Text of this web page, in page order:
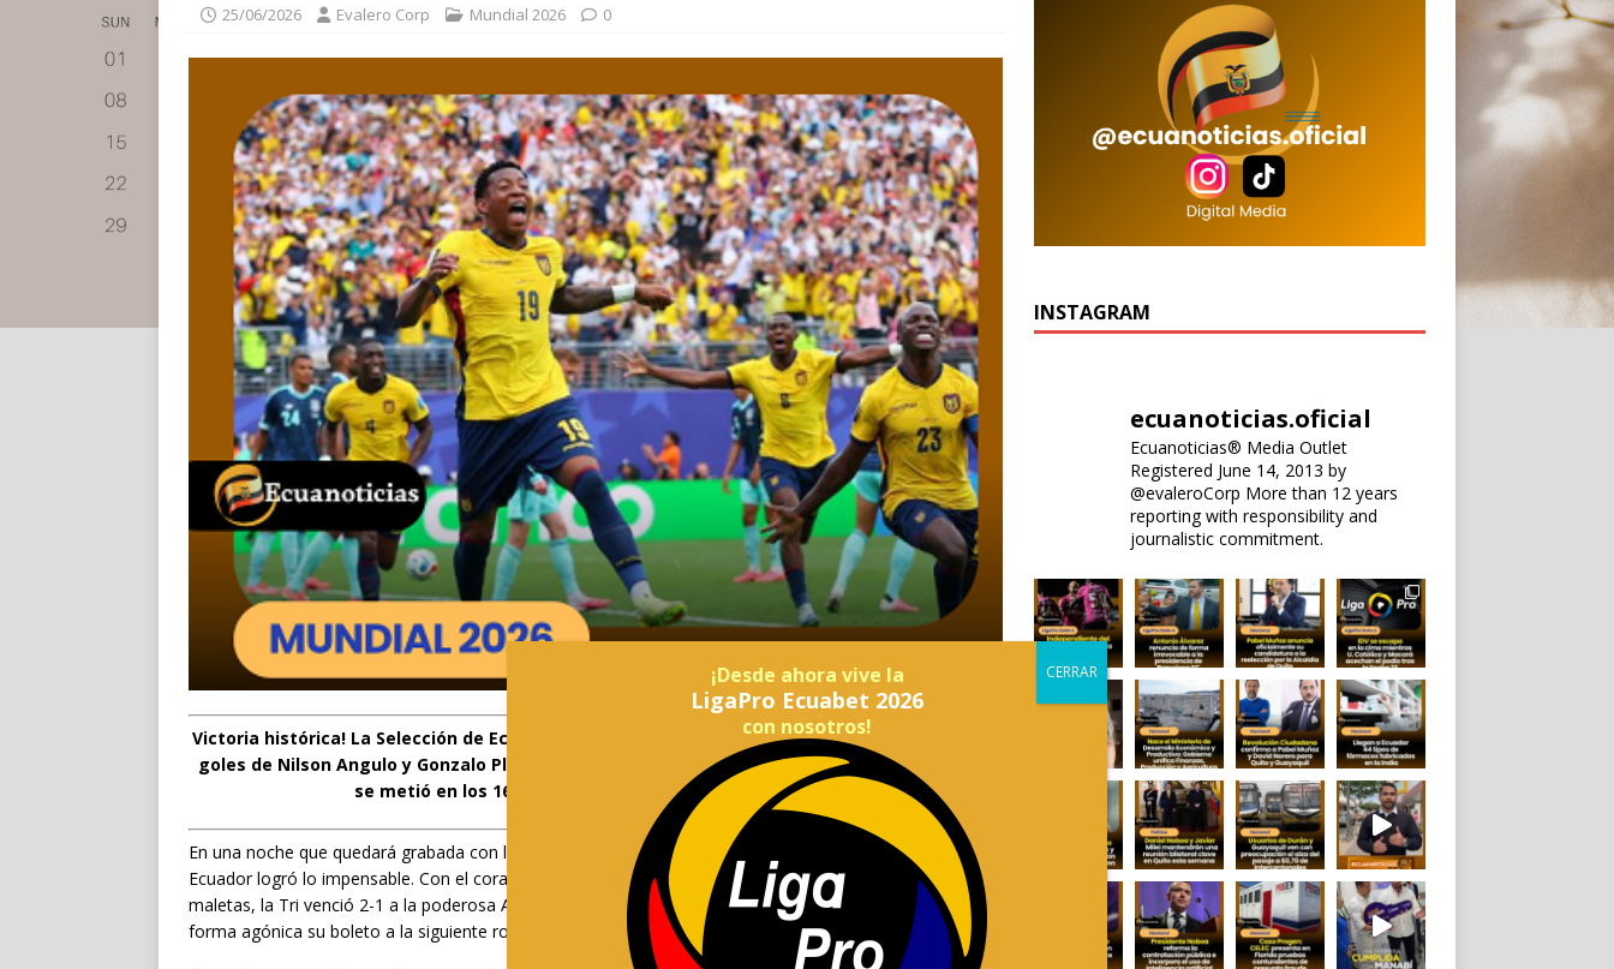
25/06/2026 Evalero Corp Mundial 2026 0
Victoria histórica! La Selección de Ecuador se impuso 2-1 a Alemania en un partido épico. Con
goles de Nilson Angulo y Gonzalo Plata, el equipo de Sebastián Beccacece logró la hazaña y
se metió en los 16avos de final de la Copa Mundial 2026.
En una noche que quedará grabada con letras de oro en el fútbol sudamericano, la Selección de
Ecuador logró lo impensable. Con el corazón en la mano y la obligación de ganar para no armar las
maletas, la Tri venció 2-1 a la poderosa Alemania en el Estadio MetLife de Nueva Jersey, asegurando de
forma agónica su boleto a la siguiente ronda de la Copa del Mundo.
INSTAGRAM
ecuanoticias.oficial
Ecuanoticias® Media Outlet
Registered June 14, 2013 by
@evaleroCorp More than 12 years
reporting with responsibility and
journalistic commitment.
¡Desde ahora vive la
LigaPro Ecuabet 2026
con nosotros!